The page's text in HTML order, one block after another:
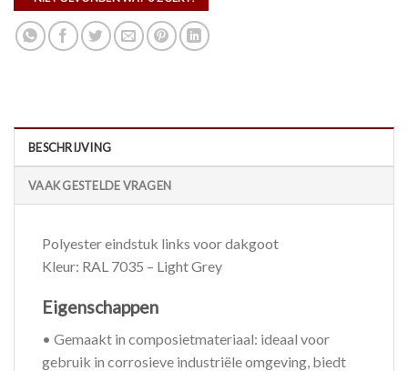
BESCHRIJVING
VAAK GESTELDE VRAGEN
Polyester eindstuk links voor dakgoot
Kleur: RAL 7035 – Light Grey
Eigenschappen
• Gemaakt in composietmateriaal: ideaal voor
gebruik in corrosieve industriële omgeving, biedt